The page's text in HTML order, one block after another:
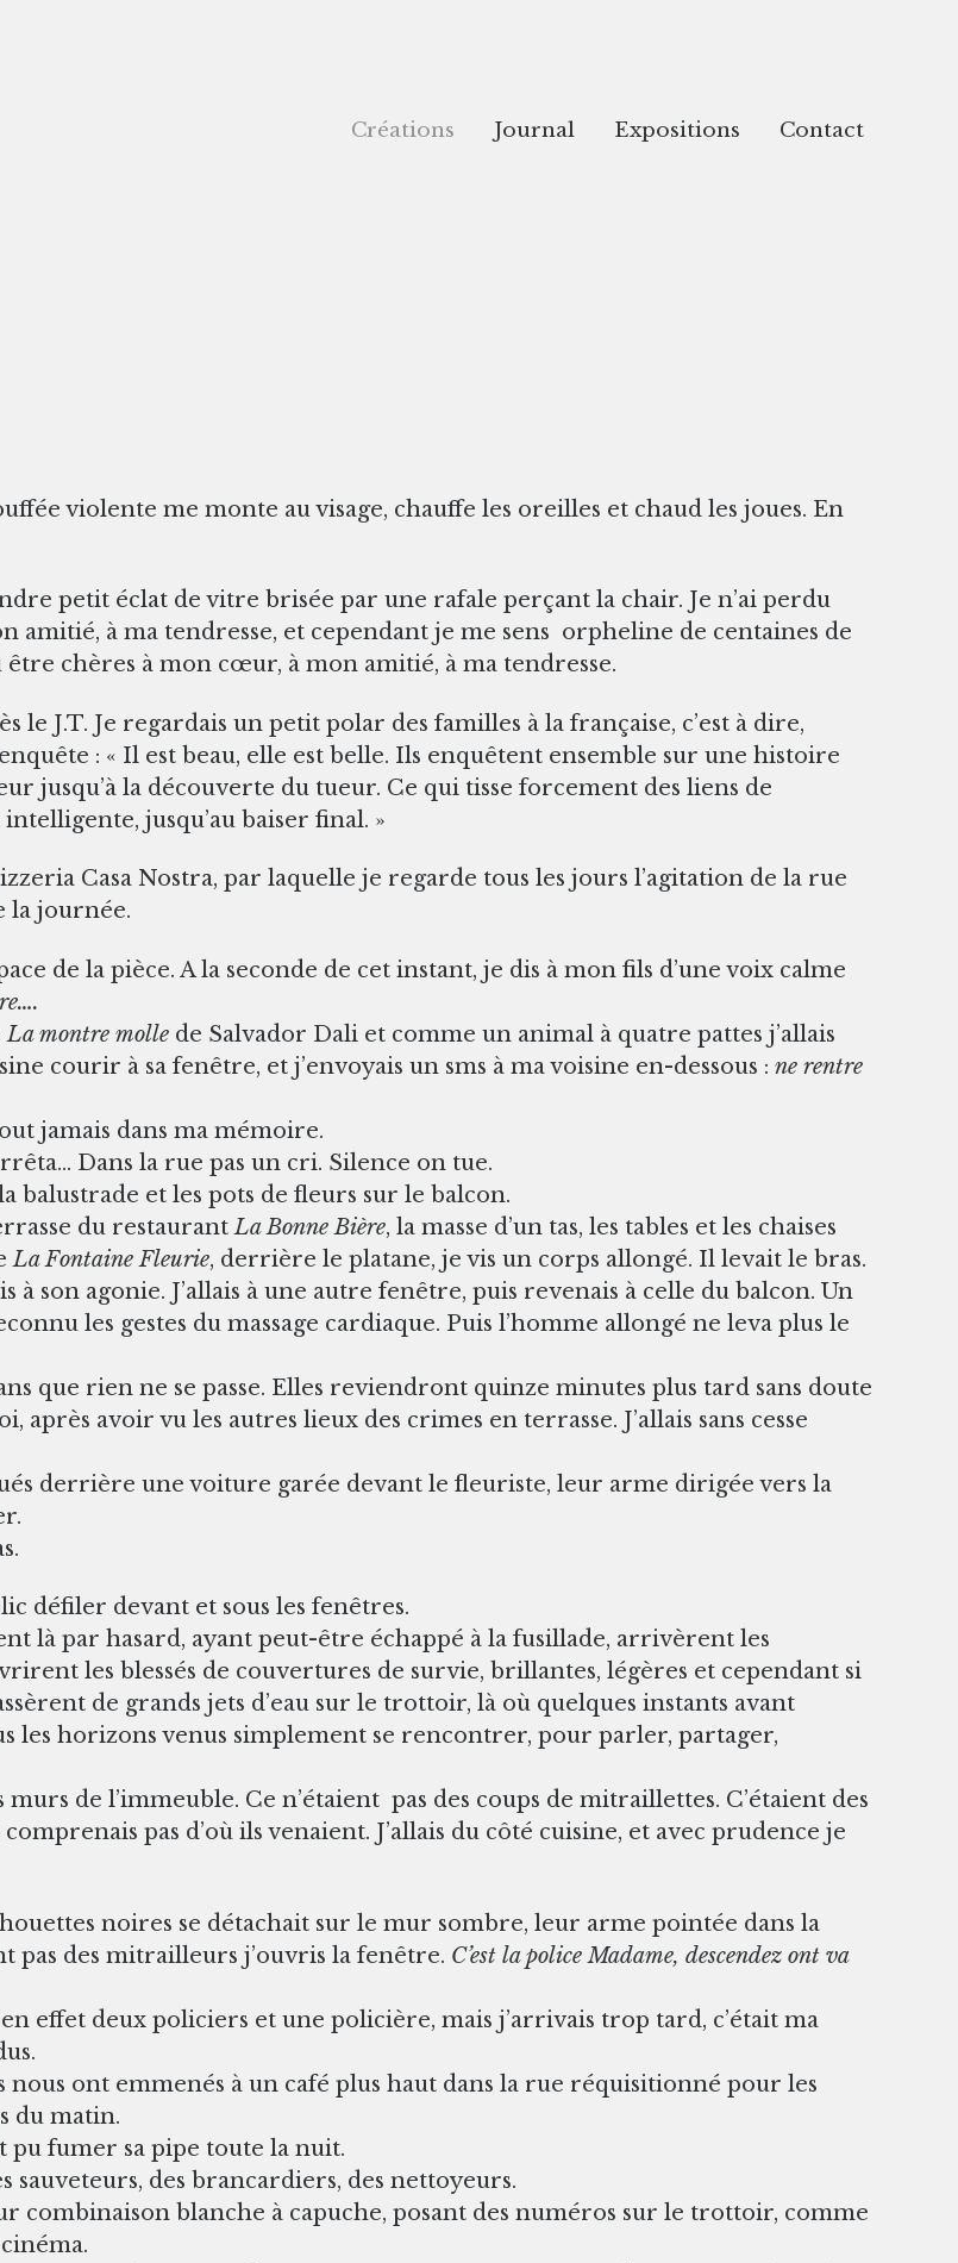
Créations Journal Expositions Contact
2015
violente me monte au visage, chauffe les oreilles et chaud les joues. En
petit éclat de vitre brisée par une rafale perçant la chair. Je n’ai perdu
à ma tendresse, et cependant je me sens orpheline de centaines de
chères à mon cœur, à mon amitié, à ma tendresse.
le J.T. Je regardais un petit polar des familles à la française, c’est à dire,
: « Il est beau, elle est belle. Ils enquêtent ensemble sur une histoire
jusqu’à la découverte du tueur. Ce qui tisse forcement des liens de
jusqu’au baiser final. »
Casa Nostra, par laquelle je regarde tous les jours l’agitation de la rue
la journée.
de la pièce. A la seconde de cet instant, je dis à mon fils d’une voix calme
La montre molle de Salvador Dali et comme un animal à quatre pattes j’allais
courir à sa fenêtre, et j’envoyais un sms à ma voisine en-dessous : ne rentre
jamais dans ma mémoire.
Dans la rue pas un cri. Silence on tue.
balustrade et les pots de fleurs sur le balcon.
du restaurantLa Bonne Bière, la masse d’un tas, les tables et les chaises
La Fontaine Fleurie, derrière le platane, je vis un corps allongé. Il levait le bras.
à son agonie. J’allais à une autre fenêtre, puis revenais à celle du balcon. Un
les gestes du massage cardiaque. Puis l’homme allongé ne leva plus le
que rien ne se passe. Elles reviendront quinze minutes plus tard sans doute
avoir vu les autres lieux des crimes en terrasse. J’allais sans cesse
derrière une voiture garée devant le fleuriste, leur arme dirigée vers la
défiler devant et sous les fenêtres.
là par hasard, ayant peut-être échappé à la fusillade, arrivèrent les
les blessés de couvertures de survie, brillantes, légères et cependant si
de grands jets d’eau sur le trottoir, là où quelques instants avant
les horizons venus simplement se rencontrer, pour parler, partager,
de l’immeuble. Ce n’étaient pas des coups de mitraillettes. C’étaient des
pas d’où ils venaient. J’allais du côté cuisine, et avec prudence je
noires se détachait sur le mur sombre, leur arme pointée dans la
pas des mitrailleurs j’ouvris la fenêtre. C’est la police Madame, descendez ont va
effet deux policiers et une policière, mais j’arrivais trop tard, c’était ma
ont emmenés à un café plus haut dans la rue réquisitionné pour les
du matin.
pu fumer sa pipe toute la nuit.
des brancardiers, des nettoyeurs.
combinaison blanche à capuche, posant des numéros sur le trottoir, comme